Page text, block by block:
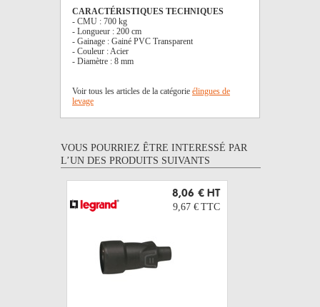
CARACTÉRISTIQUES TECHNIQUES
- CMU : 700 kg
- Longueur : 200 cm
- Gainage : Gainé PVC Transparent
- Couleur : Acier
- Diamètre : 8 mm
Voir tous les articles de la catégorie élingues de
levage
VOUS POURRIEZ ÊTRE INTERESSÉ PAR
L’UN DES PRODUITS SUIVANTS
8,06 € HT
9,67 € TTC